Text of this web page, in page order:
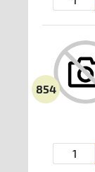
854